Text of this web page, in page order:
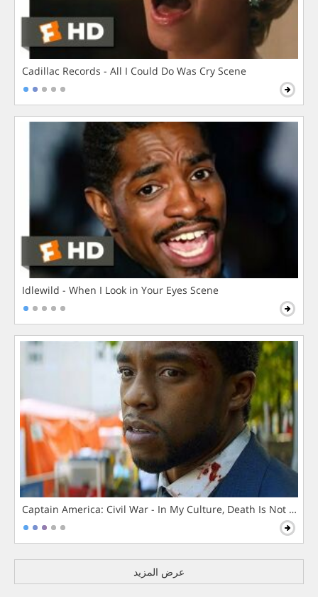
Cadillac Records - All I Could Do Was Cry Scene
Idlewild - When I Look in Your Eyes Scene
Captain America: Civil War - In My Culture, Death Is Not The
عرض المزيد